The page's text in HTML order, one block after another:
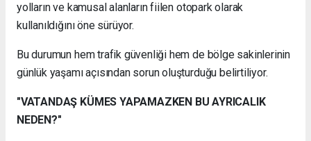
yolların ve kamusal alanların fiilen otopark olarak
kullanıldığını öne sürüyor.
Bu durumun hem trafik güvenliği hem de bölge sakinlerinin
günlük yaşamı açısından sorun oluşturduğu belirtiliyor.
"VATANDAŞ KÜMES YAPAMAZKEN BU AYRICALIK
NEDEN?"